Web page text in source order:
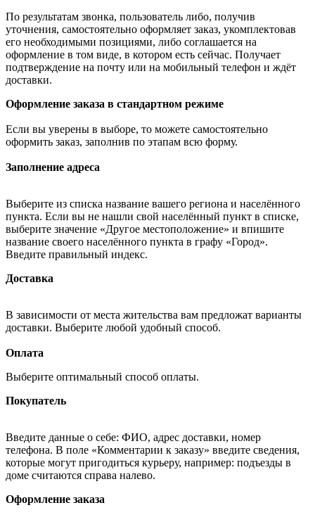
По результатам звонка, пользователь либо, получив
уточнения, самостоятельно оформляет заказ, укомплектовав
его необходимыми позициями, либо соглашается на
оформление в том виде, в котором есть сейчас. Получает
подтверждение на почту или на мобильный телефон и ждёт
доставки.
Оформление заказа в стандартном режиме
Если вы уверены в выборе, то можете самостоятельно
оформить заказ, заполнив по этапам всю форму.
Заполнение адреса
Выберите из списка название вашего региона и населённого
пункта. Если вы не нашли свой населённый пункт в списке,
выберите значение «Другое местоположение» и впишите
название своего населённого пункта в графу «Город».
Введите правильный индекс.
Доставка
В зависимости от места жительства вам предложат варианты
доставки. Выберите любой удобный способ.
Оплата
Выберите оптимальный способ оплаты.
Покупатель
Введите данные о себе: ФИО, адрес доставки, номер
телефона. В поле «Комментарии к заказу» введите сведения,
которые могут пригодиться курьеру, например: подъезды в
доме считаются справа налево.
Оформление заказа